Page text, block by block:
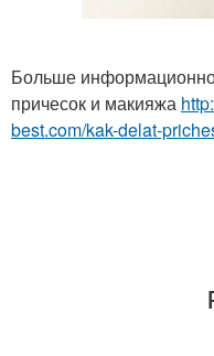
Больше
причесок и макияжа
best.com/kak-delat-